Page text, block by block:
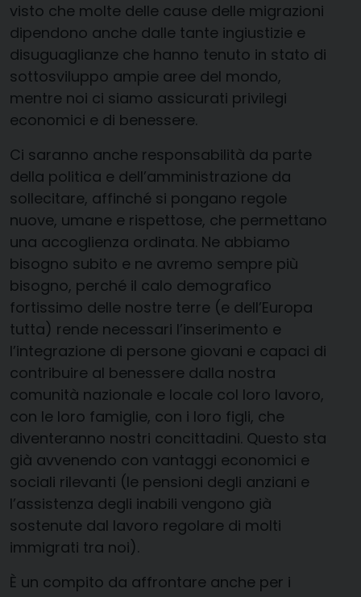
visto che molte delle cause delle migrazioni
dipendono anche dalle tante ingiustizie e
disuguaglianze che hanno tenuto in stato di
sottosviluppo ampie aree del mondo,
mentre noi ci siamo assicurati privilegi
economici e di benessere.
Ci saranno anche responsabilità da parte
della politica e dell’amministrazione da
sollecitare, affinché si pongano regole
nuove, umane e rispettose, che permettano
una accoglienza ordinata. Ne abbiamo
bisogno subito e ne avremo sempre più
bisogno, perché il calo demografico
fortissimo delle nostre terre (e dell’Europa
tutta) rende necessari l’inserimento e
l’integrazione di persone giovani e capaci di
contribuire al benessere dalla nostra
comunità nazionale e locale col loro lavoro,
con le loro famiglie, con i loro figli, che
diventeranno nostri concittadini. Questo sta
già avvenendo con vantaggi economici e
sociali rilevanti (le pensioni degli anziani e
l’assistenza degli inabili vengono già
sostenute dal lavoro regolare di molti
immigrati tra noi).
È un compito da affrontare anche per i